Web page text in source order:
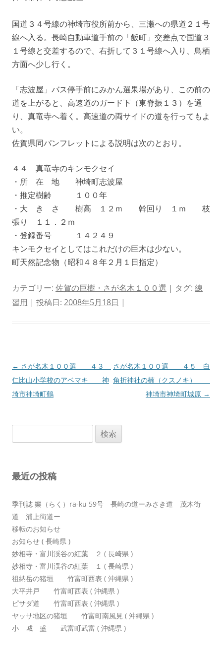
国道３４号線の神埼市役所前から、三瀬への県道２１号
線へ入る。長崎自動車道手前の「飯町」交差点で国道３
１号線と交差するので、右折して３１号線へ入り、鳥栖
方面へ少し行く。
「志波屋」バス停手前にみかん選果場があり、この前の
道を上がると、高速道のガード下（東脊振１３）を通
り、真竜寺へ着く。高速道の両サイドの道を行ってもよ
い。
佐賀県同パンフレットによる説明は次のとおり。
４４ 真竜寺のキンモクセイ
・所 在 地 神埼町志波屋
・推定樹齢 １００年
・大 き さ 樹高 １２ｍ 幹回り １ｍ 枝
張り １１．２ｍ
・登録番号 １４２４９
キンモクセイとしてはこれだけの巨木は少ない。
町天然記念物（昭和４８年２月１日指定）
カテゴリー: 佐賀の巨樹・さが名木１００選 | タグ: 練
習用 | 投稿日: 2008年5月18日 |
投
稿
ナ
ン
← さが名木１００選 ４３
仁比山小学校のアベマキ 神
埼市神埼町鶴
さが名木１００選 ４５ 白
角折神社の楠（クスノキ）
神埼市神埼町城原 →
索:
最近の投稿
季刊誌 樂（らく）ra-ku 59号 長崎の道ーみさき道 茂木街
道 浦上街道ー
移転のお知らせ
お知らせ ( 長崎県 )
妙相寺・富川渓谷の紅葉 ２ ( 長崎県 )
妙相寺・富川渓谷の紅葉 １ ( 長崎県 )
祖納岳の猪垣 竹富町西表 ( 沖縄県 )
大平井戸 竹富町西表 ( 沖縄県 )
ピサダ道 竹富町西表 ( 沖縄県 )
ヤッサ地区の猪垣 竹富町南風見 ( 沖縄県 )
小 城 盛 武富町武富 ( 沖縄県 )